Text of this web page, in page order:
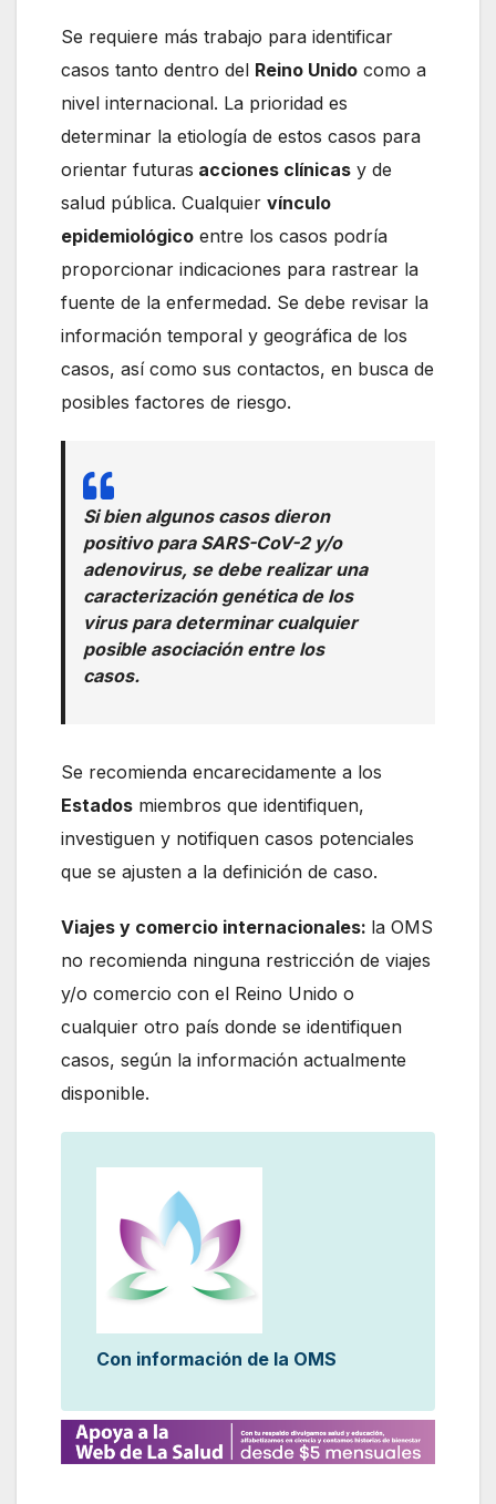
Se requiere más trabajo para identificar
casos tanto dentro del Reino Unido como a
nivel internacional. La prioridad es
determinar la etiología de estos casos para
orientar futuras acciones clínicas y de
salud pública. Cualquier vínculo
epidemiológico entre los casos podría
proporcionar indicaciones para rastrear la
fuente de la enfermedad. Se debe revisar la
información temporal y geográfica de los
casos, así como sus contactos, en busca de
posibles factores de riesgo.
Si bien algunos casos dieron
positivo para SARS-CoV-2 y/o
adenovirus, se debe realizar una
caracterización genética de los
virus para determinar cualquier
posible asociación entre los
casos.
Se recomienda encarecidamente a los
Estados miembros que identifiquen,
investiguen y notifiquen casos potenciales
que se ajusten a la definición de caso.
Viajes y comercio internacionales: la OMS
no recomienda ninguna restricción de viajes
y/o comercio con el Reino Unido o
cualquier otro país donde se identifiquen
casos, según la información actualmente
disponible.
Con información de la OMS